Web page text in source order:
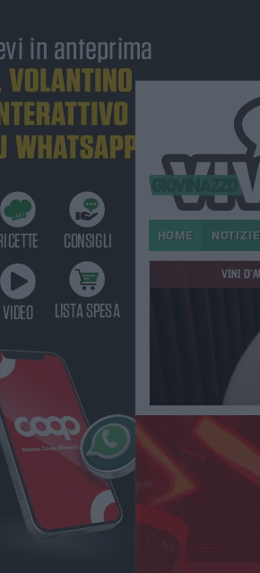
HOME NOTIZIE